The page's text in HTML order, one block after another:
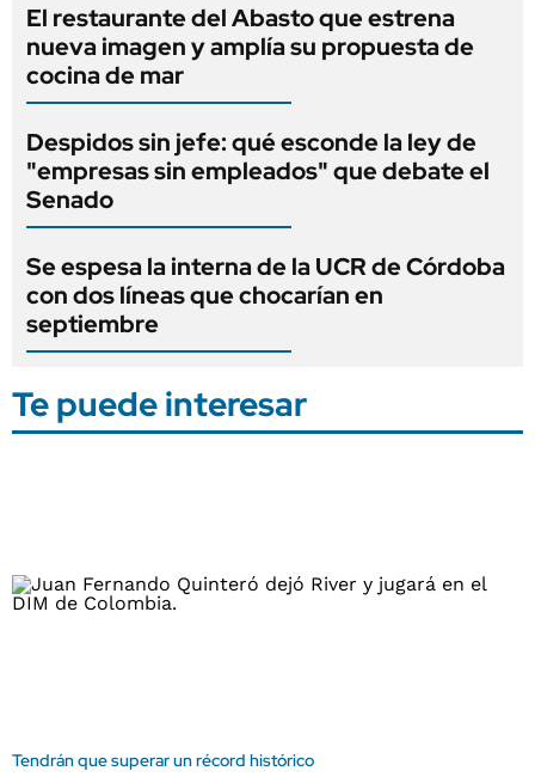
El restaurante del Abasto que estrena
nueva imagen y amplía su propuesta de
cocina de mar
Despidos sin jefe: qué esconde la ley de
"empresas sin empleados" que debate el
Senado
Se espesa la interna de la UCR de Córdoba
con dos líneas que chocarían en
septiembre
Te puede interesar
Tendrán que superar un récord histórico